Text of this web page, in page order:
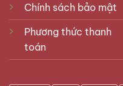
Chính sách bảo mật
Phương thức thanh
toán